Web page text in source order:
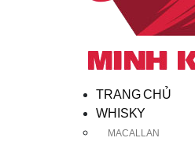
TRANG CHỦ
WHISKY
MACALLAN